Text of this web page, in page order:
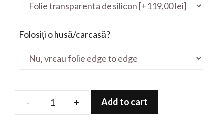
Folosiți o husă/carcasă?
-
Folie
+ Add to cart